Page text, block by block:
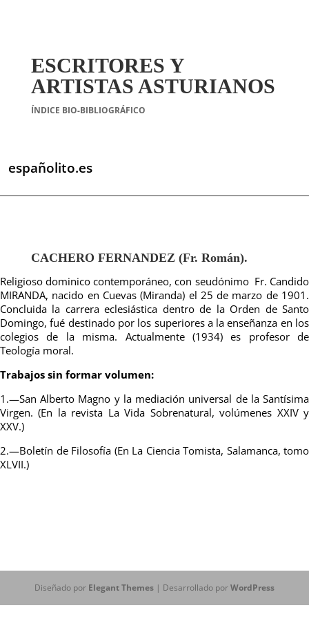
ESCRITORES Y
ARTISTAS ASTURIANOS
ÍNDICE BIO-BIBLIOGRÁFICO
españolito.es
CACHERO FERNANDEZ (Fr. Román).
Religioso dominico contemporáneo, con seudónimo Fr. Candido
MIRANDA, nacido en Cuevas (Miranda) el 25 de marzo de 1901.
Concluida la carrera eclesiástica dentro de la Orden de Santo
Domingo, fué destinado por los superiores a la enseñanza en los
colegios de la misma. Actualmente (1934) es profesor de
Teología moral.
Trabajos sin formar volumen:
1.—San Alberto Magno y la mediación universal de la Santísima
Virgen. (En la revista La Vida Sobrenatural, volúmenes XXIV y
XXV.)
2.—Boletín de Filosofía (En La Ciencia Tomista, Salamanca, tomo
XLVII.)
Diseñado por Elegant Themes| Desarrollado porWordPress